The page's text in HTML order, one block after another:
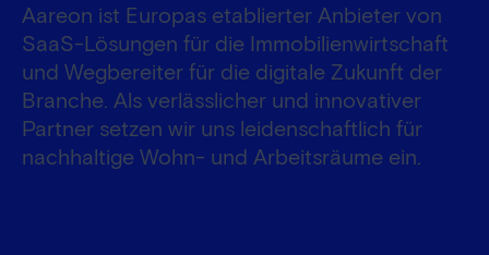
Aareon ist Europas etablierter Anbieter von
SaaS-Lösungen für die Immobilienwirtschaft
und Wegbereiter für die digitale Zukunft der
Branche. Als verlässlicher und innovativer
Partner setzen wir uns leidenschaftlich für
nachhaltige Wohn- und Arbeitsräume ein.